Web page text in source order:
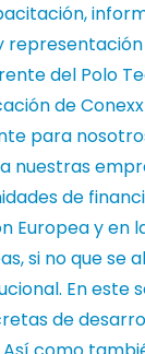
del Polo
de
para
nuestras
de
Europea y en
si no que se
En este
de